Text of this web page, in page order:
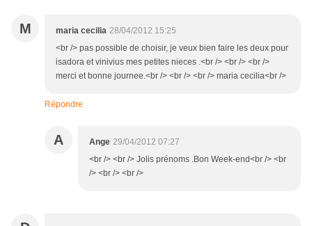
M maria cecilia 28/04/2012 15:25
<br /> pas possible de choisir, je veux bien faire les deux pour
isadora et vinivius mes petites nieces .<br /> <br /> <br />
merci et bonne journee.<br /> <br /> <br /> maria cecilia<br />
Répondre
A Ange 29/04/2012 07:27
<br /> <br /> Jolis prénoms .Bon Week-end<br /> <br
/> <br /> <br />